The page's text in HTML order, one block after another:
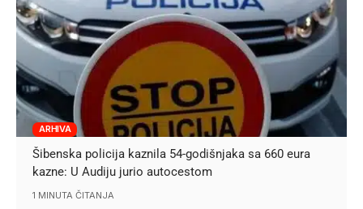
ARHIVA
Šibenska policija kaznila 54-godišnjaka sa 660 eura
kazne: U Audiju jurio autocestom
1 MINUTA ČITANJA